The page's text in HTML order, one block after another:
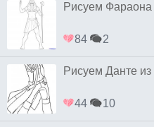
Рисуем Фараона
84 2
Рисуем Данте
44 10